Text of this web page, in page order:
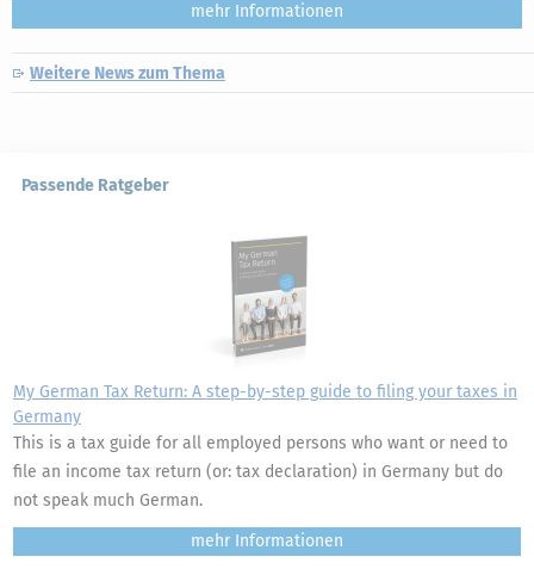
mehr
Weitere News zum Thema
Passende Ratgeber
My German Tax Return: A step-by-step guide to filing your taxes in
Germany
This is a tax guide for all employed persons who want or need to
file an income tax return (or: tax declaration) in Germany but do
not speak much German.
mehr